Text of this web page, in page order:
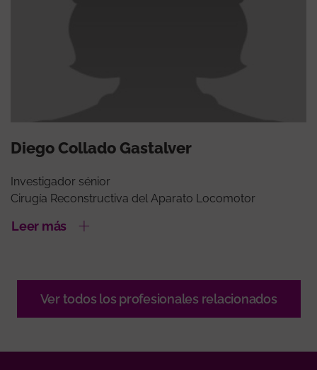
Diego Collado Gastalver
Investigador sénior
Cirugía Reconstructiva del Aparato Locomotor
Leer más
Ver todos los profesionales relacionados